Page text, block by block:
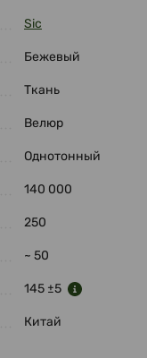
Sic
Бежевый
Ткань
Велюр
Однотонный
140 000
250
~ 50
145 ±5
Китай